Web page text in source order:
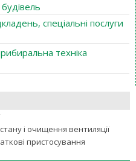
спеціальні послуги
техніка
і очищення вентиляції
пристосування